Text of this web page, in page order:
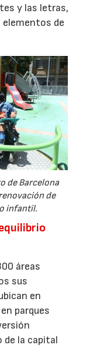
y las letras,
de
de Barcelona
de
infantil.
áreas
sus
en
parques
de la capital